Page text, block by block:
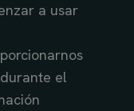
a usar
el